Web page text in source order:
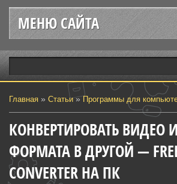
МЕНЮ САЙТА
Главная » Статьи»Программы для
КОНВЕРТИРОВАТЬ ВИДЕО
ФОРМАТА В ДРУГОЙ —
CONVERTER НА ПК